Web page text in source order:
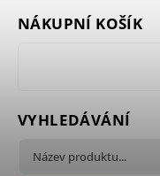
NÁKUPNÍ KOŠÍK
VYHLEDÁVÁNÍ